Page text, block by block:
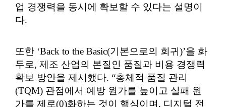
업 경쟁력을 동시에 확보할 수 있다는 설명이
다.
또한 ‘Back to the Basic(기본으로의 회귀)’을 화
두로, 제조 산업의 본질인 품질과 비용 경쟁력
확보 방안을 제시했다. “총체적 품질 관리
(TQM) 관점에서 예방 원가를 높이고 실패 원
가를 제로(0)화하는 것이 핵심이며, 디지털 전